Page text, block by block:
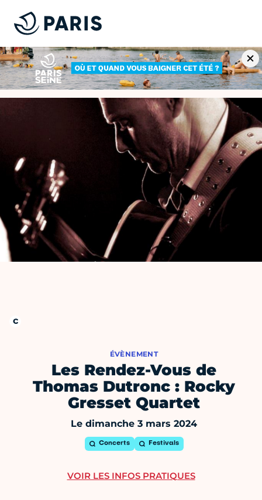
ÉVÈNEMENT
Les Rendez-Vous de
Thomas Dutronc : Rocky
Gresset Quartet
Le dimanche 3 mars 2024
Concerts Festivals
VOIR LES INFOS PRATIQUES